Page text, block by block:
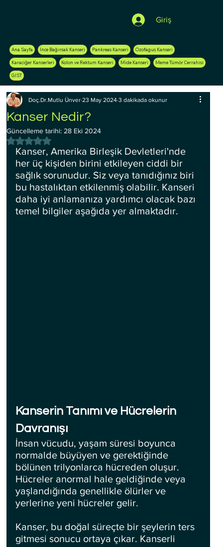
Giriş
Ana Sayfa İnce Bağırsak Kanseri Pankreas Kanseri Özofagus Kanseri
Karaciğer Kanserleri Kolon ve Rektum Kanseri Mide Kanseri Meme Tümör Cerrahisi
GIST
Kanser Nedir?
Doç.Dr.Mutlu Ünver 23 May 2024 3 dakikada okunur
Güncelleme tarihi:28 Eki 2024
5 üzerinden NaN yıldız
Kanser, Amerika Birleşik Devletleri'nde
her üç kişiden birini etkileyen ciddi bir
sağlık sorunudur. Siz veya tanıdığınız biri
bu hastalıktan etkilenmiş olabilir. Kanseri
daha iyi anlamanıza yardımcı olacak bazı
temel bilgiler aşağıda yer almaktadır.
Kanserin Tanımı ve Hücrelerin
Davranışı
İnsan vücudu, yaşam süresi boyunca
normalde büyüyen ve gerektiğinde
bölünen trilyonlarca hücreden oluşur.
Hücreler anormal hale geldiğinde veya
yaşlandığında genellikle ölürler ve
yerlerine yeni hücreler gelir.
Kanser, bu doğal süreçte bir şeylerin ters
gitmesi sonucu ortaya çıkar. Kanserli